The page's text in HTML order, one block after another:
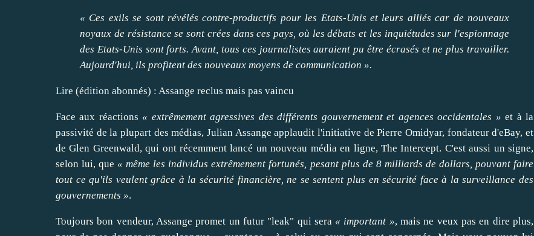
« Ces exils se sont révélés contre-productifs pour les Etats-Unis et leurs alliés car de nouveaux
noyaux de résistance se sont crées dans ces pays, où les débats et les inquiétudes sur l'espionnage
des Etats-Unis sont forts. Avant, tous ces journalistes auraient pu être écrasés et ne plus travailler.
Aujourd'hui, ils profitent des nouveaux moyens de communication ».
Lire (édition abonnés) : Assange reclus mais pas vaincu
Face aux réactions « extrêmement agressives des différents gouvernement et agences occidentales » et à la
passivité de la plupart desmédias, Julian Assange applaudit l'initiative de Pierre Omidyar, fondateur d'eBay, et
de Glen Greenwald, qui ont récemment lancé un nouveau média en ligne, The Intercept. C'est aussi un signe,
selon lui, que « même les individus extrêmement fortunés, pesant plus de 8 milliards de dollars, pouvantfaire
tout ce qu'ils veulent grâce à la sécurité financière, ne se sentent plus en sécurité face à la surveillance des
gouvernements ».
Toujours bon vendeur, Assange promet un futur "leak" qui sera « important », mais ne veux pas en dire plus,